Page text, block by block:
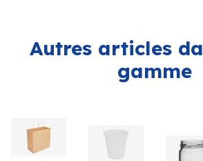
Autres articles
gamme